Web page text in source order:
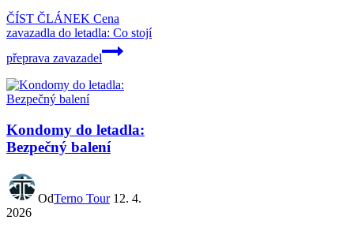
ČÍST ČLÁNEK Cena
zavazadla do letadla: Co stojí
přeprava zavazadel
Kondomy do letadla:
Bezpečný balení
OdTerno Tour 12. 4.
2026